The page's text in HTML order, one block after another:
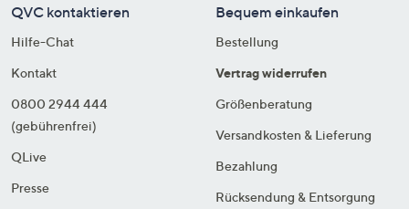
QVC kontaktieren
Hilfe-Chat
Kontakt
0800 2944 444
(gebührenfrei)
QLive
Presse
Bequem einkaufen
Bestellung
Vertrag widerrufen
Größenberatung
Versandkosten & Lieferung
Bezahlung
Rücksendung & Entsorgung